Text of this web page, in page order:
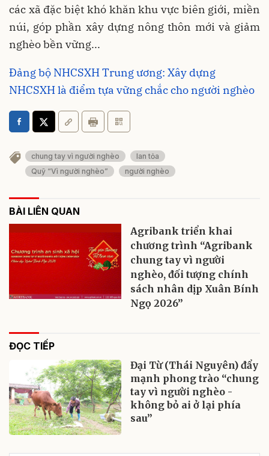
các xã đặc biệt khó khăn khu vực biên giới, miền
núi, góp phần xây dựng nông thôn mới và giảm
nghèo bền vững...
Đảng bộ NHCSXH Trung ương: Xây dựng
NHCSXH là điểm tựa vững chắc cho người nghèo
chung tay vì người nghèo
lan tỏa
Quỹ “Vì người nghèo”
người nghèo
BÀI LIÊN QUAN
Agribank triển khai
chương trình “Agribank
chung tay vì người
nghèo, đối tượng chính
sách nhân dịp Xuân Bính
Ngọ 2026”
ĐỌC TIẾP
Đại Từ (Thái Nguyên) đẩy
mạnh phong trào “chung
tay vì người nghèo -
không bỏ ai ở lại phía
sau”